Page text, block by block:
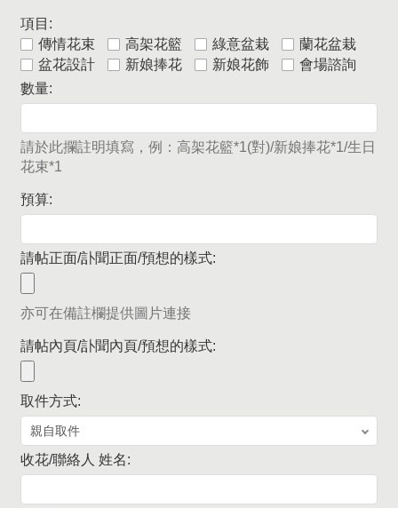
項目:
傳情花束
高架花籃 綠意盆栽
蘭花盆栽
盆花設計
新娘捧花 新娘花飾
會場諮詢
數量:
請於此攔註明填寫，例：高架花籃*1(對)/新娘捧花*1/生日
花束*1
預算:
請帖正面/訃聞正面/預想的樣式:
亦可在備註欄提供圖片連接
請帖內頁/訃聞內頁/預想的樣式:
取件方式:
收花/聯絡人 姓名: